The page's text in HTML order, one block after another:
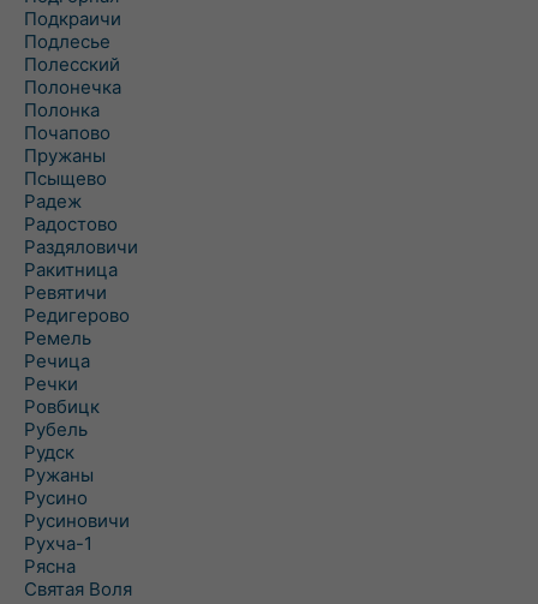
Подкраичи
Подлесье
Полесский
Полонечка
Полонка
Почапово
Пружаны
Псыщево
Радеж
Радостово
Раздяловичи
Ракитница
Ревятичи
Редигерово
Ремель
Речица
Речки
Ровбицк
Рубель
Рудск
Ружаны
Русино
Русиновичи
Рухча-1
Рясна
Святая Воля